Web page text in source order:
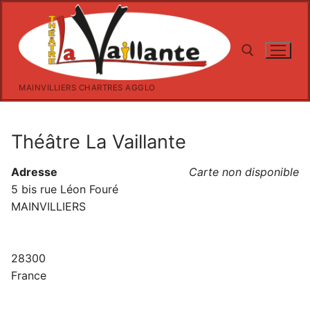
contenu
MAINVILLIERS CHARTRES AGGLO
Théâtre La Vaillante
Carte non disponible
Adresse
5 bis rue Léon Fouré
MAINVILLIERS
28300
France